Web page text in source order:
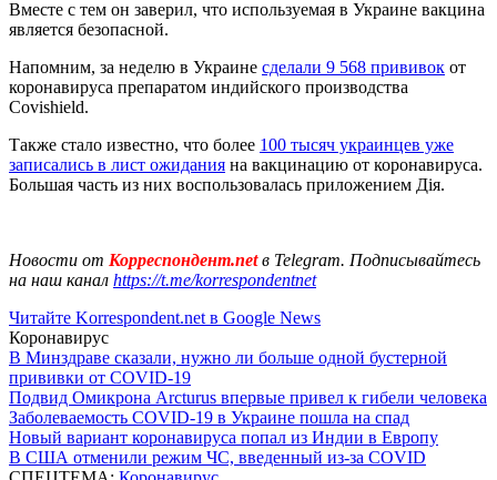
Вместе с тем он заверил, что используемая в Украине вакцина
является безопасной.
Напомним, за неделю в Украине сделали 9 568 прививок от
коронавируса препаратом индийского производства
Covishield.
Также стало известно, что более 100 тысяч украинцев уже
записались в лист ожидания на вакцинацию от коронавируса.
Большая часть из них воспользовалась приложением Дія.
Новости от Корреспондент.netв Telegram. Подписывайтесь
на наш канал https://t.me/korrespondentnet
Читайте Korrespondent.net в Google News
Коронавирус
В Минздраве сказали, нужно ли больше одной бустерной
прививки от COVID-19
Подвид Омикрона Arcturus впервые привел к гибели человека
Заболеваемость COVID-19 в Украине пошла на спад
Новый вариант коронавируса попал из Индии в Европу
В США отменили режим ЧС, введенный из-за COVID